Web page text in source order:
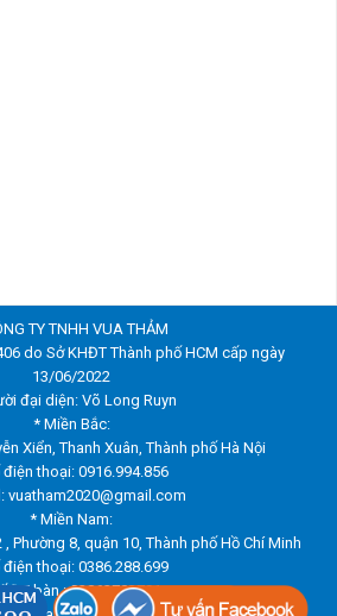
TY TNHH VUA THẢM
do Sở KHĐT Thành phố HCM cấp ngày
13/06/2022
đại diện: Võ Long Ruyn
* Miền Bắc:
Xiển, Thanh Xuân, Thành phố Hà Nội
điện thoại: 0916.994.856
vuatham2020@gmail.com
* Miền Nam:
Phường 8, quận 10, Thành phố Hồ Chí Minh
điện thoại: 0386.288.699
ĐT bàn : 02862703791